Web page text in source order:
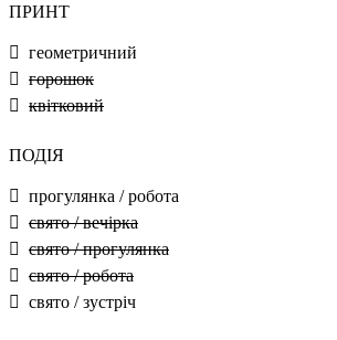
ПРИНТ
геометричний
горошок
квітковий
ПОДІЯ
прогулянка / робота
свято / вечірка
свято / прогулянка
свято / робота
свято / зустріч